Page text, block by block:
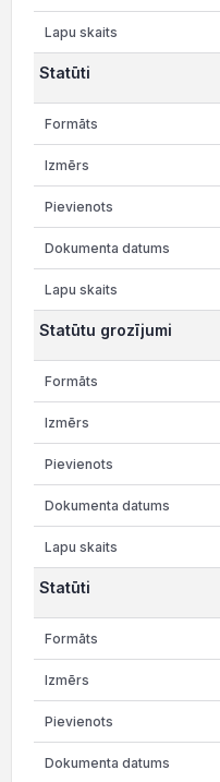
Statūti
Statūtu grozījumi
Statūti